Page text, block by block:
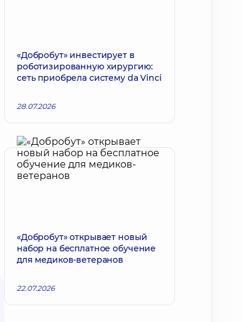
«Добробут» инвестирует в
роботизированную хирургию:
сеть приобрела систему da Vinci
28.07.2026
«Добробут» открывает новый
набор на бесплатное обучение
для медиков-ветеранов
22.07.2026